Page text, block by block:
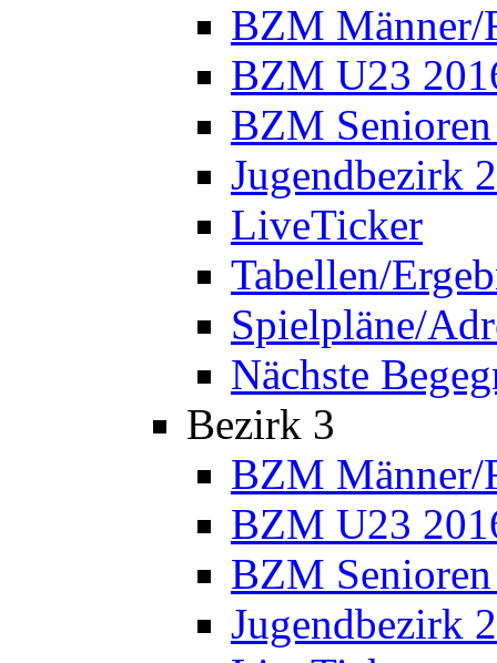
BZM Männer/
BZM U23
BZM
Jugendbezirk
LiveTicker
Tabellen/
Spielpläne/
Nächste
Bezirk 3
BZM Männer/
BZM U23
BZM
Jugendbezirk